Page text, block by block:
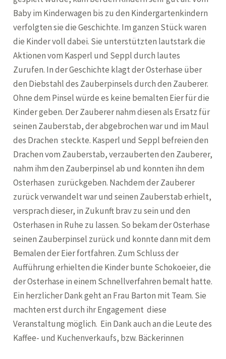
Baby im Kinderwagen bis zu den Kindergartenkindern
verfolgten sie die Geschichte. Im ganzen Stück waren
die Kinder voll dabei. Sie unterstützten lautstark die
Aktionen vom Kasperl und Seppl durch lautes
Zurufen. In der Geschichte klagt der Osterhase über
den Diebstahl des Zauberpinsels durch den Zauberer.
Ohne dem Pinsel würde es keine bemalten Eier für die
Kinder geben. Der Zauberer nahm diesen als Ersatz für
seinen Zauberstab, der abgebrochen war und im Maul
des Drachen steckte. Kasperl und Seppl befreien den
Drachen vom Zauberstab, verzauberten den Zauberer,
nahm ihm den Zauberpinsel ab und konnten ihn dem
Osterhasen zurückgeben. Nachdem der Zauberer
zurück verwandelt war und seinen Zauberstab erhielt,
versprach dieser, in Zukunft brav zu sein und den
Osterhasen in Ruhe zu lassen. So bekam der Osterhase
seinen Zauberpinsel zurück und konnte dann mit dem
Bemalen der Eier fortfahren. Zum Schluss der
Aufführung erhielten die Kinder bunte Schokoeier, die
der Osterhase in einem Schnellverfahren bemalt hatte.
Ein herzlicher Dank geht an Frau Barton mit Team. Sie
machten erst durch ihr Engagement diese
Veranstaltung möglich. Ein Dank auch an die Leute des
Kaffee- und Kuchenverkaufs, bzw. Bäckerinnen